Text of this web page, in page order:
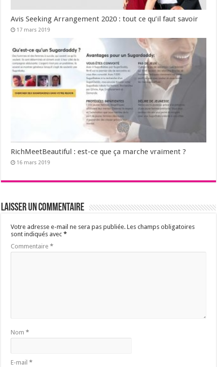
Avis Seeking Arrangement 2020 : tout ce qu’il faut savoir
17 mars 2019
RichMeetBeautiful : est-ce que ça marche vraiment ?
16 mars 2019
Laisser un commentaire
Votre adresse e-mail ne sera pas publiée. Les champs obligatoires
sont indiqués avec*
Commentaire*
Nom*
E-mail*